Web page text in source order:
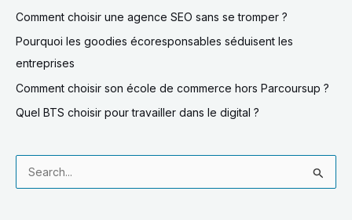
Comment choisir une agence SEO sans se tromper ?
Pourquoi les goodies écoresponsables séduisent les
entreprises
Comment choisir son école de commerce hors Parcoursup ?
Quel BTS choisir pour travailler dans le digital ?